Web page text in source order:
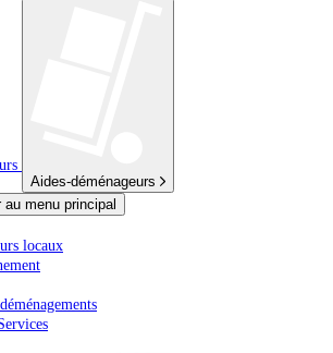
Aides-déménageurs
au menu principal
locaux